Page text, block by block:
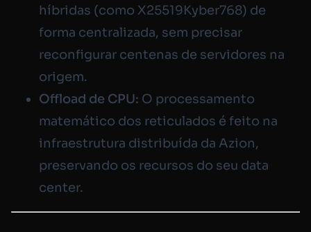
híbridas (como X25519Kyber768) de
forma centralizada, sem precisar
reconfigurar centenas de servidores na
origem.
Offload de CPU: O processamento
matemático dos reticulados é feito na
infraestrutura distribuída da Azion,
preservando os recursos do seu data
center.